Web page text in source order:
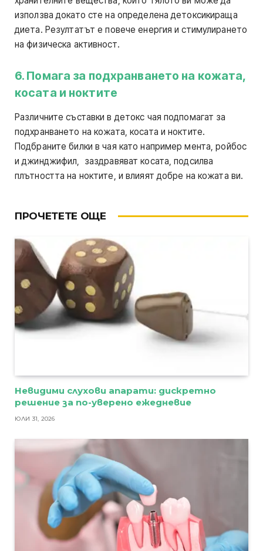
използва докато сте на определена детоксикираща
диета. Резултатът е повече енергия и стимулирането
на физическа активност.
6. Помага за подхранването на кожата,
косата и ноктите
Различните съставки в детокс чая подпомагат за
подхранването на кожата, косата и ноктите.
Подбраните билки в чая като например мента, ройбос
и джинджифил, заздравяват косата, подсилва
плътността на ноктите, и влияят добре на кожата ви.
ПРОЧЕТЕТЕ ОЩЕ
Невидими слухови апарати: дискретно
решение за по-уверено ежедневие
ЮЛИ 31, 2026